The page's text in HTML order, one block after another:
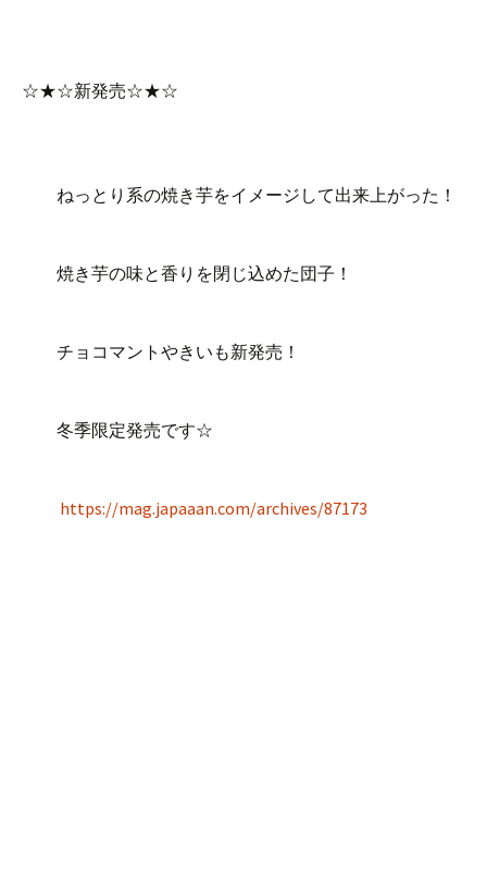
☆★☆新発売☆★☆
ねっとり系の焼き芋をイメージして出来上がった！
焼き芋の味と香りを閉じ込めた団子！
チョコマントやきいも新発売！
冬季限定発売です☆
https://mag.japaaan.com/archives/87173